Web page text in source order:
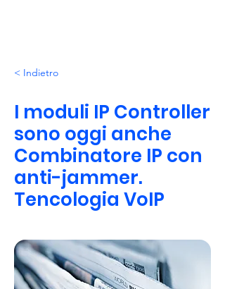
< Indietro
I moduli IP Controller
sono oggi anche
Combinatore IP con
anti-jammer.
Tencologia VoIP